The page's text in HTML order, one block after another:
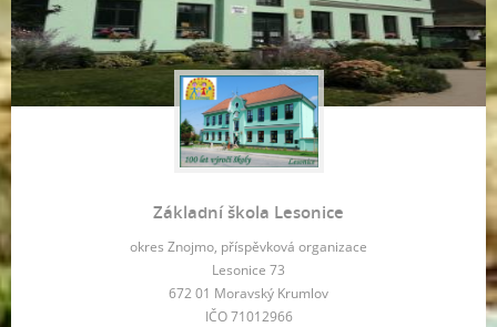
Základní škola Lesonice
okres Znojmo, příspěvková organizace
Lesonice 73
672 01 Moravský Krumlov
IČO 71012966